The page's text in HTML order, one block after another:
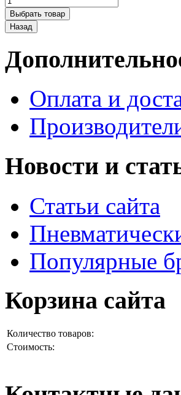
Оплата и
Новости и
Статьи сайта
Популярные
Корзина сайта
Количество товаров:
Стоимость: